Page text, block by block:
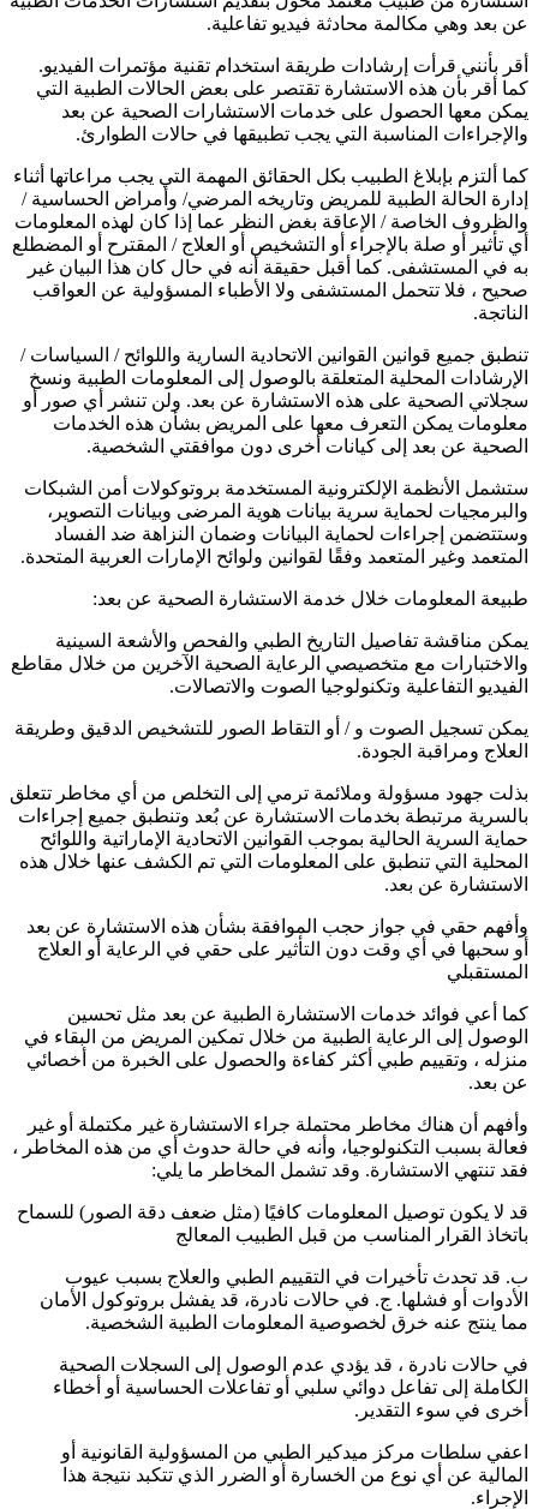
عن بعد وهي مكالمة محادثة فيديو تفاعلية.
أقر بأنني قرأت إرشادات طريقة استخدام تقنية مؤتمرات الفيديو.
كما أقر بأن هذه الاستشارة تقتصر على بعض الحالات الطبية التي
يمكن معها الحصول على خدمات الاستشارات الصحية عن بعد
والإجراءات المناسبة التي يجب تطبيقها في حالات الطوارئ.
كما ألتزم بإبلاغ الطبيب بكل الحقائق المهمة التي يجب مراعاتها أثناء
إدارة الحالة الطبية للمريض وتاريخه المرضي/ وأمراض الحساسية /
والظروف الخاصة / الإعاقة بغض النظر عما إذا كان لهذه المعلومات
أي تأثير أو صلة بالإجراء أو التشخيص أو العلاج / المقترح أو المضطلع
به في المستشفى. كما أقبل حقيقة أنه في حال كان هذا البيان غير
صحيح ، فلا تتحمل المستشفى ولا الأطباء المسؤولية عن العواقب
الناتجة.
تنطبق جميع قوانين القوانين الاتحادية السارية واللوائح / السياسات /
الإرشادات المحلية المتعلقة بالوصول إلى المعلومات الطبية ونسخ
سجلاتي الصحية على هذه الاستشارة عن بعد. ولن تنشر أي صور أو
معلومات يمكن التعرف معها على المريض بشأن هذه الخدمات
الصحية عن بعد إلى كيانات أخرى دون موافقتي الشخصية.
ستشمل الأنظمة الإلكترونية المستخدمة بروتوكولات أمن الشبكات
والبرمجيات لحماية سرية بيانات هوية المرضى وبيانات التصوير،
وستتضمن إجراءات لحماية البيانات وضمان النزاهة ضد الفساد
المتعمد وغير المتعمد وفقًا لقوانين ولوائح الإمارات العربية المتحدة.
طبيعة المعلومات خلال خدمة الاستشارة الصحية عن بعد:
يمكن مناقشة تفاصيل التاريخ الطبي والفحص والأشعة السينية
والاختبارات مع متخصيصي الرعاية الصحية الآخرين من خلال مقاطع
الفيديو التفاعلية وتكنولوجيا الصوت والاتصالات.
يمكن تسجيل الصوت و / أو التقاط الصور للتشخيص الدقيق وطريقة
العلاج ومراقبة الجودة.
بذلت جهود مسؤولة وملائمة ترمي إلى التخلص من أي مخاطر تتعلق
بالسرية مرتبطة بخدمات الاستشارة عن بُعد وتنطبق جميع إجراءات
حماية السرية الحالية بموجب القوانين الاتحادية الإماراتية واللوائح
المحلية التي تنطبق على المعلومات التي تم الكشف عنها خلال هذه
الاستشارة عن بعد.
وأفهم حقي في جواز حجب الموافقة بشأن هذه الاستشارة عن بعد
أو سحبها في أي وقت دون التأثير على حقي في الرعاية أو العلاج
المستقبلي
كما أعي فوائد خدمات الاستشارة الطبية عن بعد مثل تحسين
الوصول إلى الرعاية الطبية من خلال تمكين المريض من البقاء في
منزله ، وتقييم طبي أكثر كفاءة والحصول على الخبرة من أخصائي
عن بعد.
وأفهم أن هناك مخاطر محتملة جراء الاستشارة غير مكتملة أو غير
فعالة بسبب التكنولوجيا، وأنه في حالة حدوث أي من هذه المخاطر ،
فقد تنتهي الاستشارة. وقد تشمل المخاطر ما يلي:
قد لا يكون توصيل المعلومات كافيًا (مثل ضعف دقة الصور) للسماح
باتخاذ القرار المناسب من قبل الطبيب المعالج
ب. قد تحدث تأخيرات في التقييم الطبي والعلاج بسبب عيوب
الأدوات أو فشلها. ج. في حالات نادرة، قد يفشل بروتوكول الأمان
مما ينتج عنه خرق لخصوصية المعلومات الطبية الشخصية.
في حالات نادرة ، قد يؤدي عدم الوصول إلى السجلات الصحية
الكاملة إلى تفاعل دوائي سلبي أو تفاعلات الحساسية أو أخطاء
أخرى في سوء التقدير.
اعفي سلطات مركز ميدكير الطبي من المسؤولية القانونية أو
المالية عن أي نوع من الخسارة أو الضرر الذي تتكبد نتيجة هذا
الإجراء.